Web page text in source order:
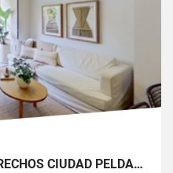
[BV] VENTA CESIÓN DE DERECHOS CIUDAD PELDAR, ENVIGADO